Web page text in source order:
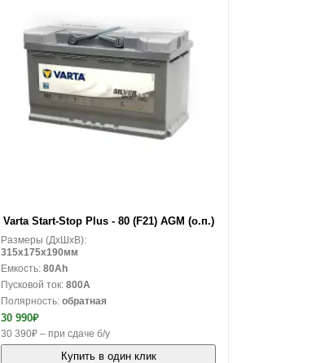
Varta Start-Stop Plus - 80 (F21) AGM (о.п.)
Размеры (ДxШxВ):
315x175x190мм
Емкость:80Ah
Пусковой ток:800A
Полярность:обратная
30 990₽
30 390₽ – при сдаче б/у
Купить в один клик